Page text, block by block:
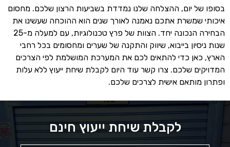
בסופו של יום, ההצלחה שלנו נמדדת בשביעות הרצון שלכם. מחסום
איכותי שמשרת אתכם נאמנה לאורך שנים הוא ההוכחה שעשינו את
הבחירה הנכונה יחד. הצוות של פרץ טכנולוגיות, עם למעלה מ-25
שנות ניסיון בייבוא, שיווק והתקנה של שערים ומחסומים בכל רחבי
הארץ, כאן כדי להתאים לכם את המערכת המושלמת לפי הצרכים
המדויקים שלכם. צרו קשר עוד היום לקבלת שיחת ייעוץ ללא עלות
ופתרון מותאם אישית לצרכים שלכם.
לקבלת שיחת ייעוץ חינם